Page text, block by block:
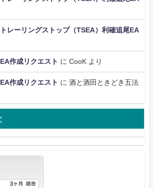
レーリングストップ（TSEA）利確追尾EA
作成リクエスト に CooK より
作成リクエスト に 酒と酒田ときどき五法